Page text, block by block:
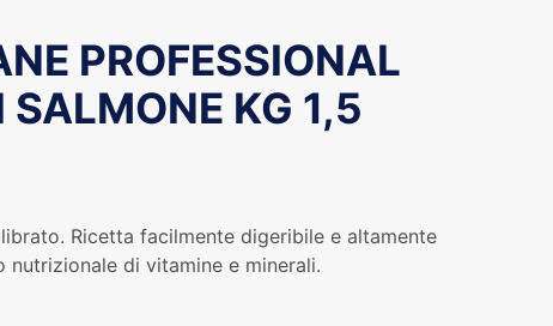
PROFESSIONAL
KG 1,5
Ricetta facilmente digeribile e altamente
di vitamine e minerali.